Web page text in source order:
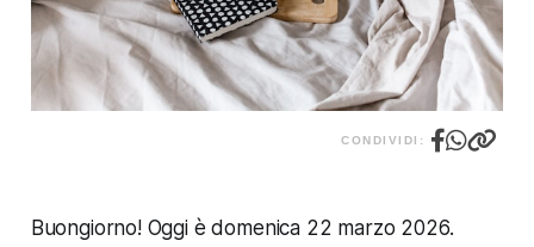
CONDIVIDI:
Buongiorno! Oggi è domenica 22 marzo 2026.